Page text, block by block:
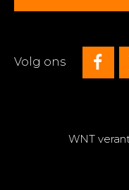
Volg ons
WNT